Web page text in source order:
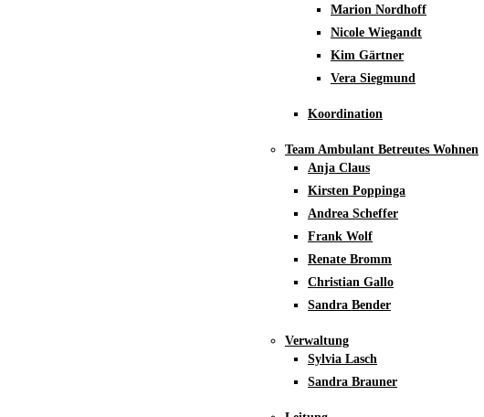
Marion Nordhoff
Nicole Wiegandt
Kim Gärtner
Vera Siegmund
Koordination
Team Ambulant Betreutes Wohnen
Anja Claus
Kirsten Poppinga
Andrea Scheffer
Frank Wolf
Renate Bromm
Christian Gallo
Sandra Bender
Verwaltung
Sylvia Lasch
Sandra Brauner